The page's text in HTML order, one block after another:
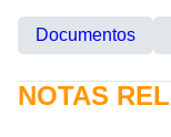
Documentos
NOTAS